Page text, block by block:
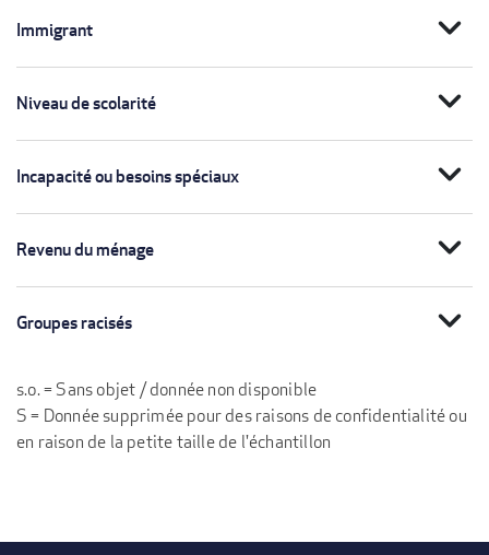
Immigrant expand_more
Niveau de scolarité expand_more
Incapacité ou besoins spéciaux expand_more
Revenu du ménage expand_more
Groupes racisés expand_more
s.o. = Sans objet / donnée non disponible
S = Donnée supprimée pour des raisons de confidentialité ou
en raison de la petite taille de l'échantillon